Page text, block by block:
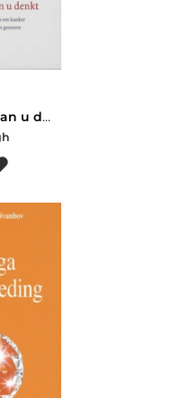
U kunt meer dan u denkt